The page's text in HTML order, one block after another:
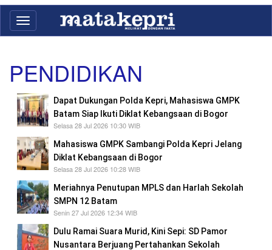
Toggle
navigation
PENDIDIKAN
Dapat Dukungan Polda Kepri, Mahasiswa GMPK
Batam Siap Ikuti Diklat Kebangsaan di Bogor
Selasa 28 Jul 2026 10:30 WIB
Mahasiswa GMPK Sambangi Polda Kepri Jelang
Diklat Kebangsaan di Bogor
Selasa 28 Jul 2026 10:28 WIB
Meriahnya Penutupan MPLS dan Harlah Sekolah
SMPN 12 Batam
Senin 27 Jul 2026 12:34 WIB
Dulu Ramai Suara Murid, Kini Sepi: SD Pamor
Nusantara Berjuang Pertahankan Sekolah